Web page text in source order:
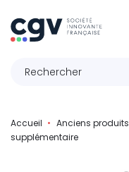
Accueil Anciens produits
supplémentaire